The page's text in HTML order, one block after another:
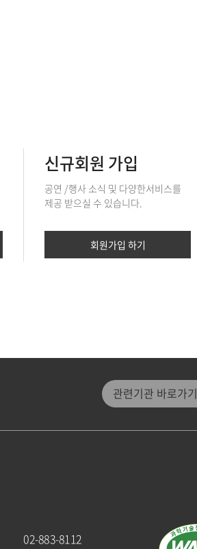
신규회원 가입
공연 /행사 소식 및 다양한서비스를
제공 받으실 수 있습니다.
회원가입 하기
관련기관 바로가기
관악문화재단
관악구통합도서관
미디어센터관악
02-883-8112